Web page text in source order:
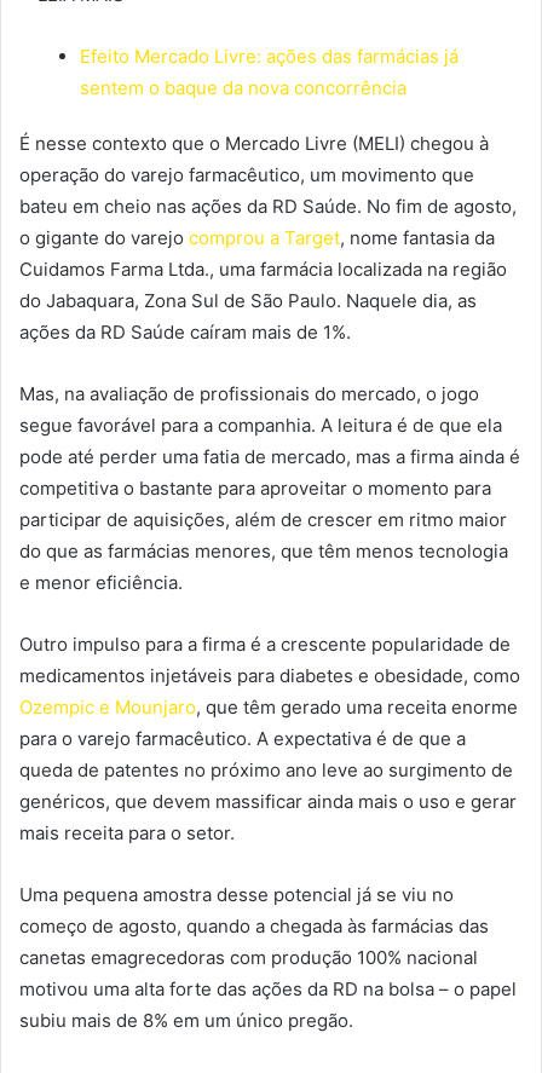
Efeito Mercado Livre: ações das farmácias já
sentem o baque da nova concorrência
É nesse contexto que o Mercado Livre (MELI) chegou à
operação do varejo farmacêutico, um movimento que
bateu em cheio nas ações da RD Saúde. No fim de agosto,
o gigante do varejo comprou a Target, nome fantasia da
Cuidamos Farma Ltda., uma farmácia localizada na região
do Jabaquara, Zona Sul de São Paulo. Naquele dia, as
ações da RD Saúde caíram mais de 1%.
Mas, na avaliação de profissionais do mercado, o jogo
segue favorável para a companhia. A leitura é de que ela
pode até perder uma fatia de mercado, mas a firma ainda é
competitiva o bastante para aproveitar o momento para
participar de aquisições, além de crescer em ritmo maior
do que as farmácias menores, que têm menos tecnologia
e menor eficiência.
Outro impulso para a firma é a crescente popularidade de
medicamentos injetáveis para diabetes e obesidade, como
Ozempic e Mounjaro, que têm gerado uma receita enorme
para o varejo farmacêutico. A expectativa é de que a
queda de patentes no próximo ano leve ao surgimento de
genéricos, que devem massificar ainda mais o uso e gerar
mais receita para o setor.
Uma pequena amostra desse potencial já se viu no
começo de agosto, quando a chegada às farmácias das
canetas emagrecedoras com produção 100% nacional
motivou uma alta forte das ações da RD na bolsa – o papel
subiu mais de 8% em um único pregão.